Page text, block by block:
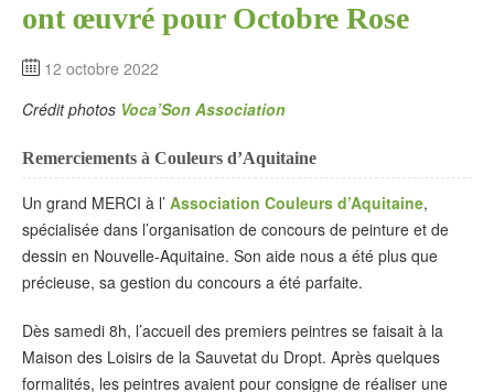
ont œuvré pour Octobre Rose
12 octobre 2022
Crédit photos Voca’Son Association
Remerciements à Couleurs d’Aquitaine
Un grand MERCI à l’ Association Couleurs d’Aquitaine,
spécialisée dans l’organisation de concours de peinture et de
dessin en Nouvelle-Aquitaine. Son aide nous a été plus que
précieuse, sa gestion du concours a été parfaite.
Dès samedi 8h, l’accueil des premiers peintres se faisait à la
Maison des Loisirs de la Sauvetat du Dropt. Après quelques
formalités, les peintres avaient pour consigne de réaliser une